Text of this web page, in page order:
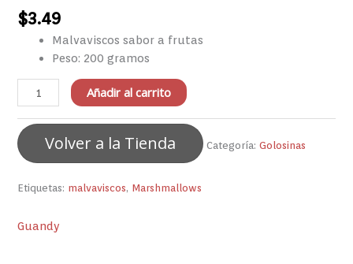
$3.49
Malvaviscos sabor a frutas
Peso: 200 gramos
Añadir al carrito
Volver a la Tienda Categoría:Golosinas
Etiquetas: malvaviscos, Marshmallows
Guandy